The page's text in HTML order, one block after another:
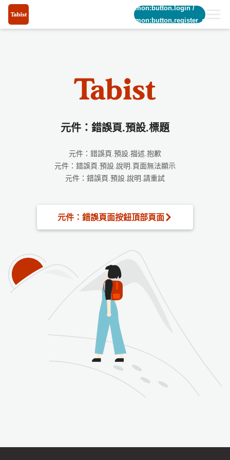
common:button.login/
common:button.register_short
元件：錯誤頁.預設.標題
元件：錯誤頁.預設.描述.抱歉
元件：錯誤頁.預設.說明.頁面無法顯示
元件：錯誤頁.預設.說明.請重試
元件：錯誤頁面按鈕頂部頁面